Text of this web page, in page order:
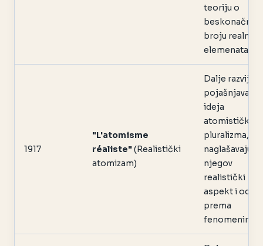
teoriju o
broju realnih
elemenata.
1917
"L'atomisme
réaliste"(Realistički
atomizam)
Dalje
pojašnjavanje
ideja
atomističkog
pluralizma,
naglašavajući
njegov
realistički
aspekt i
prema
fenomenima.